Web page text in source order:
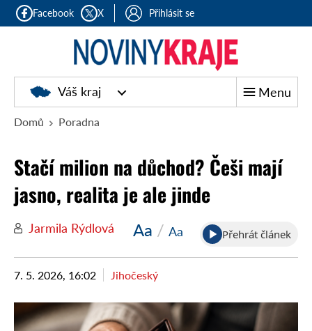
Facebook X Přihlásit se
Noviny
kraje
Váš kraj Menu
Domů Poradna
Stačí milion na důchod? Češi mají
jasno, realita je ale jinde
Jarmila Rýdlová Aa / Aa Přehrát článek
7. 5. 2026, 16:02 Jihočeský